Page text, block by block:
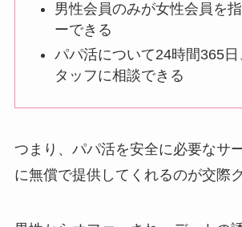
男性会員のみが女性会員を
ーできる
パパ活について24時間365日
タッフに相談できる
つまり、 パパ活を安全に必要なサ
に無償で提供してくれるのが交際